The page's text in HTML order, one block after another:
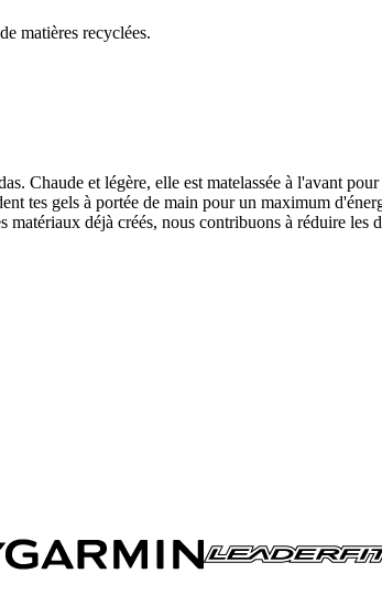
matières recyclées.
Chaude et légère, elle est matelassée à l'avant
tes gels à portée de main pour un maximum
déjà créés, nous contribuons à réduire les